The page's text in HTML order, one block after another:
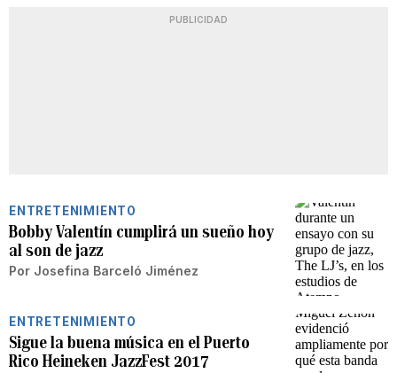
PUBLICIDAD
ENTRETENIMIENTO
Bobby Valentín cumplirá un sueño hoy
al son de jazz
Por Josefina Barceló Jiménez
ENTRETENIMIENTO
Sigue la buena música en el Puerto
Rico Heineken JazzFest 2017